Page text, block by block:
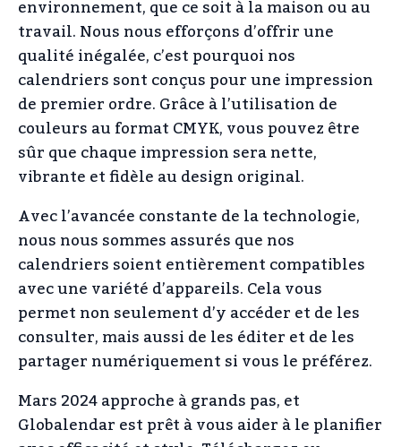
environnement, que ce soit à la maison ou au
travail. Nous nous efforçons d’offrir une
qualité inégalée, c’est pourquoi nos
calendriers sont conçus pour une impression
de premier ordre. Grâce à l’utilisation de
couleurs au format CMYK, vous pouvez être
sûr que chaque impression sera nette,
vibrante et fidèle au design original.
Avec l’avancée constante de la technologie,
nous nous sommes assurés que nos
calendriers soient entièrement compatibles
avec une variété d’appareils. Cela vous
permet non seulement d’y accéder et de les
consulter, mais aussi de les éditer et de les
partager numériquement si vous le préférez.
Mars 2024 approche à grands pas, et
Globalendar est prêt à vous aider à le planifier